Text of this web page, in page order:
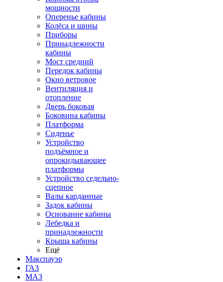
мощности
Оперенье кабины
Колёса и шины
Приборы
Принадлежности
кабины
Мост средний
Передок кабины
Окно ветровое
Вентиляция и
отопление
Дверь боковая
Боковина кабины
Платформа
Сиденье
Устройство
подъёмное и
опрокидывающее
платформы
Устройство седельно-
сцепное
Валы карданные
Задок кабины
Основание кабины
Лебедка и
принадлежности
Крыша кабины
Ещё
Макспауэр
ГАЗ
МАЗ